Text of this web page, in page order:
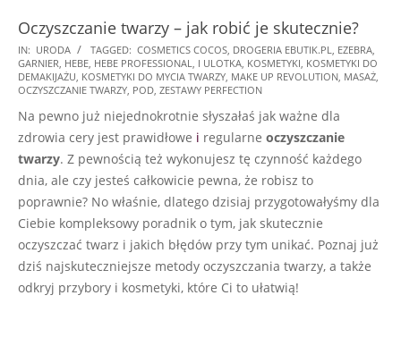
Oczyszczanie twarzy – jak robić je skutecznie?
2024-
11-
17
IN: URODA TAGGED: COSMETICS COCOS, DROGERIA EBUTIK.PL, EZEBRA,
GARNIER, HEBE, HEBE PROFESSIONAL, I ULOTKA, KOSMETYKI, KOSMETYKI DO
DEMAKIJAŻU, KOSMETYKI DO MYCIA TWARZY, MAKE UP REVOLUTION, MASAŻ,
OCZYSZCZANIE TWARZY, POD, ZESTAWY PERFECTION
Na pewno już niejednokrotnie słyszałaś jak ważne dla
zdrowia cery jest prawidłowe i regularne oczyszczanie
twarzy. Z pewnością też wykonujesz tę czynność każdego
dnia, ale czy jesteś całkowicie pewna, że robisz to
poprawnie? No właśnie, dlatego dzisiaj przygotowałyśmy dla
Ciebie kompleksowy poradnik o tym, jak skutecznie
oczyszczać twarz i jakich błędów przy tym unikać. Poznaj już
dziś najskuteczniejsze metody oczyszczania twarzy, a także
odkryj przybory i kosmetyki, które Ci to ułatwią!